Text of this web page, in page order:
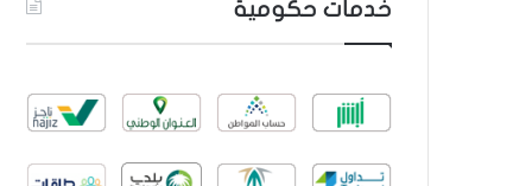
خدمات حكومية